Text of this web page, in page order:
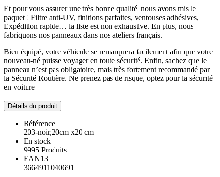
Et pour vous assurer une très bonne qualité, nous avons mis le
paquet ! Filtre anti-UV, finitions parfaites, ventouses adhésives,
Expédition rapide… la liste est non exhaustive. En plus, nous
fabriquons nos panneaux dans nos ateliers français.
Bien équipé, votre véhicule se remarquera facilement afin que votre
nouveau-né puisse voyager en toute sécurité. Enfin, sachez que le
panneau n’est pas obligatoire, mais très fortement recommandé par
la Sécurité Routière. Ne prenez pas de risque, optez pour la sécurité
en voiture
Détails du produit
Référence
203-noir,20cm x20 cm
En stock
9995 Produits
EAN13
3664911040691